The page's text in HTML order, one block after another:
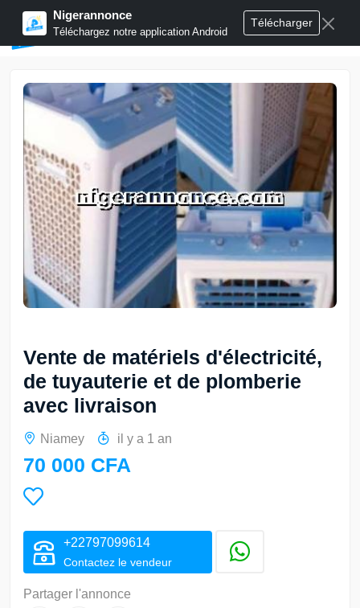
Nigerannonce
Téléchargez notre application Android
Télécharger
Publier annonces
Vente de matériels d'électricité,
de tuyauterie et de plomberie
avec livraison
Niamey il y a 1 an
70 000 CFA
+22797099614
Contactez le vendeur
Partager l'annonce